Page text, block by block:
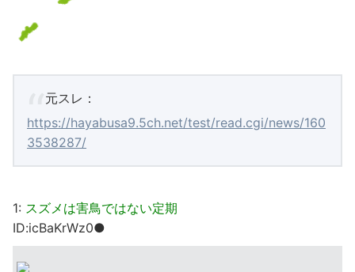
元スレ：
https://hayabusa9.5ch.net/test/read.cgi/news/160
3538287/
1: スズメは害鳥ではない定期
ID:icBaKrWz0●